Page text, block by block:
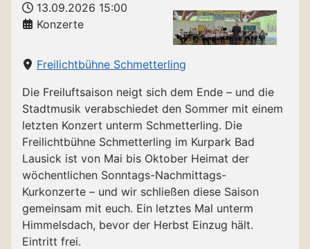
13.09.2026 15:00
Konzerte
Freilichtbühne Schmetterling
Die Freiluftsaison neigt sich dem Ende – und die
Stadtmusik verabschiedet den Sommer mit einem
letzten Konzert unterm Schmetterling. Die
Freilichtbühne Schmetterling im Kurpark Bad
Lausick ist von Mai bis Oktober Heimat der
wöchentlichen Sonntags-Nachmittags-
Kurkonzerte – und wir schließen diese Saison
gemeinsam mit euch. Ein letztes Mal unterm
Himmelsdach, bevor der Herbst Einzug hält.
Eintritt frei.